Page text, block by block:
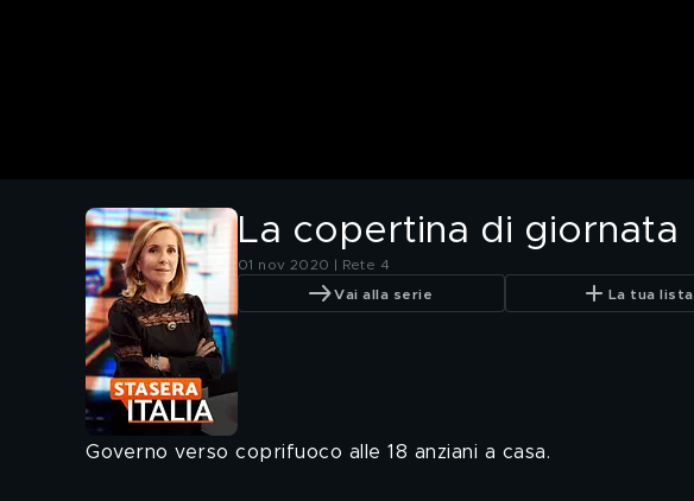
La copertina di giornata
01 nov 2020 | Rete 4
Vai alla serie La tua lista
Governo verso coprifuoco alle 18 anziani a casa.